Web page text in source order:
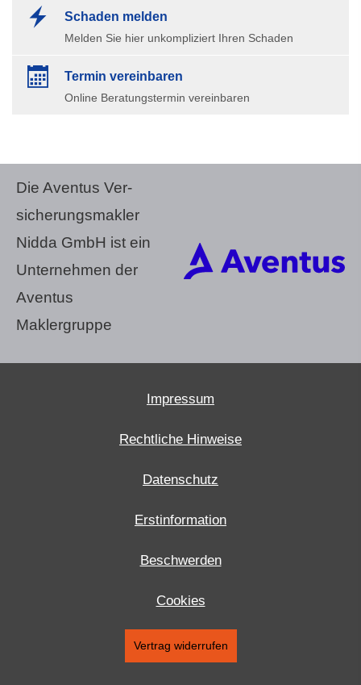
Schaden melden
Melden Sie hier unkompliziert Ihren Schaden
Termin ver­ein­baren
Online Beratungstermin vereinbaren
Die Aventus Ver­
sicherungs­makler
Nidda GmbH ist ein
Unternehmen der
Aventus
Maklergruppe
Impressum
Rechtliche Hinweise
Datenschutz
Erstinformation
Beschwerden
Cookies
Vertrag widerrufen